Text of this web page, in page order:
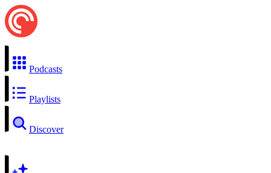
Podcasts
Playlists
Discover